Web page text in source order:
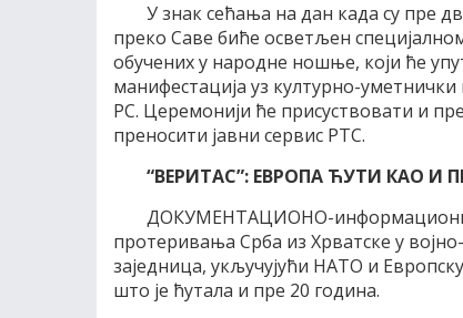
У знак сећања на дан када су пре
преко Саве биће осветљен
обучених у народне ношње, који ће
манифестација уз културно-
РС. Церемонији ће присуствовати и
преносити јавни сервис РТС.
“ВЕРИТАС”: ЕВРОПА ЋУТИ КАО И
ДОКУМЕНТАЦИОНО-информациони
протеривања Срба из Хрватске у
заједница, укључујући НАТО и
што је ћутала и пре 20 година.